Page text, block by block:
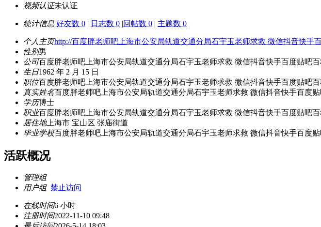
视频认证未认证
统计信息 好友数 0 | 日志数 0 |回帖数 0 | 主题数 0
个人主页http://百度胖老师吧上海市公安局轨道交通分局石宇玉老师求救 微信抖音快
性别男
公司百度胖老师吧上海市公安局轨道交通分局石宇玉老师求救 微信抖音快手百度贴吧
生日1962 年 2 月 15 日
职位百度胖老师吧上海市公安局轨道交通分局石宇玉老师求救 微信抖音快手百度贴吧
真实姓名百度胖老师吧上海市公安局轨道交通分局石宇玉老师求救 微信抖音快手百度
学历博士
职业百度胖老师吧上海市公安局轨道交通分局石宇玉老师求救 微信抖音快手百度贴吧
居住地上海市 宝山区 张庙街道
毕业学校百度胖老师吧上海市公安局轨道交通分局石宇玉老师求救 微信抖音快手百度
活跃概况
管理组
用户组 禁止访问
在线时间6 小时
注册时间2022-11-10 09:48